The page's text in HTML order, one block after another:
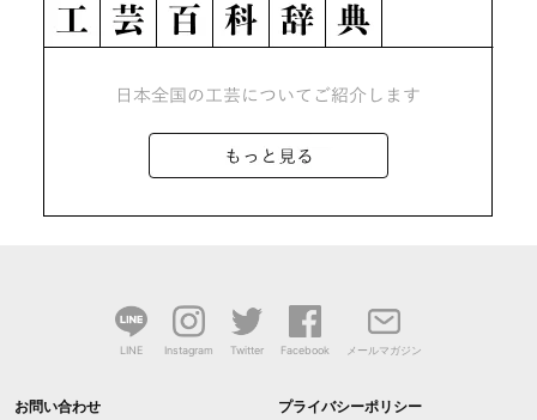
LINE Instagram Twitter Facebook メールマガジン
お問い合わせ プライバシーポリシー